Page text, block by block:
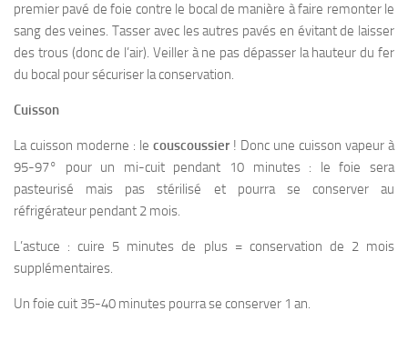
premier pavé de foie contre le bocal de manière à faire remonter le
sang des veines. Tasser avec les autres pavés en évitant de laisser
des trous (donc de l’air). Veiller à ne pas dépasser la hauteur du fer
du bocal pour sécuriser la conservation.
Cuisson
La cuisson moderne : le couscoussier! Donc une cuisson vapeur à
95-97° pour un mi-cuit pendant 10 minutes : le foie sera
pasteurisé mais pas stérilisé et pourra se conserver au
réfrigérateur pendant 2 mois.
L’astuce : cuire 5 minutes de plus = conservation de 2 mois
supplémentaires.
Un foie cuit 35-40 minutes pourra se conserver 1 an.